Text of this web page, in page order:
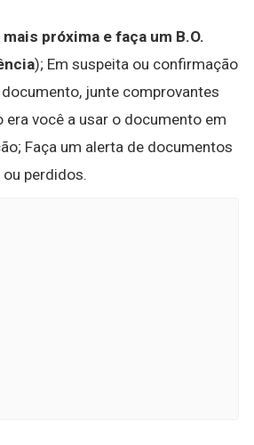
próxima e faça um B.O.
); Em suspeita ou confirmação
junte comprovantes
era você a usar o documento em
Faça um alerta de documentos
perdidos.